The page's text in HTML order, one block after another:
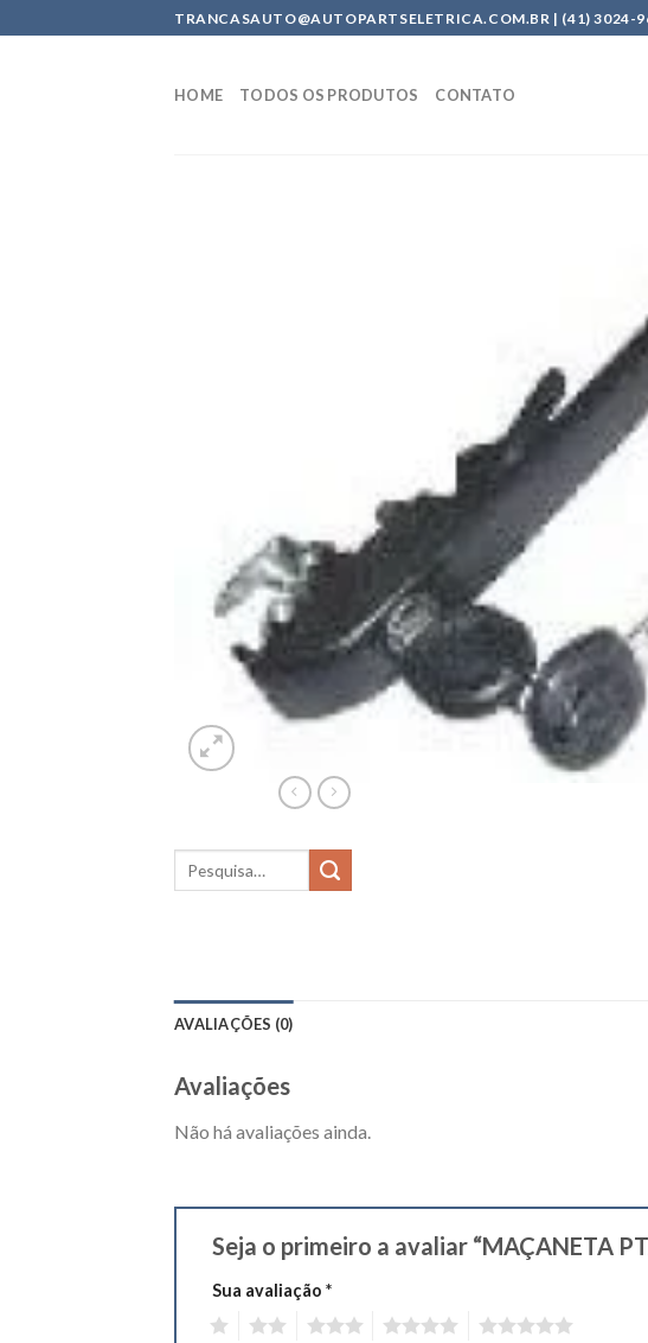
to
TRANCASAUTO@AUTOPARTSELETRICA.COM.BR | (41) 3024-
HOME TODOS OS PRODUTOS CONTATO
AVALIAÇÕES (0)
Avaliações
Não há avaliações ainda.
Seja o primeiro a avaliar “MAÇANETA
Sua avaliação *